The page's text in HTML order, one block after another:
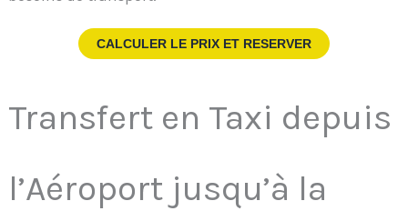
CALCULER LE PRIX ET RESERVER
Transfert en Taxi depuis
l’Aéroport jusqu’à la